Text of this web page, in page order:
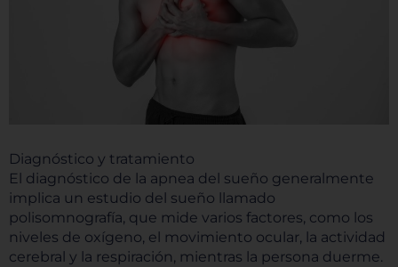
Diagnóstico y tratamiento
El diagnóstico de la apnea del sueño generalmente
implica un estudio del sueño llamado
polisomnografía, que mide varios factores, como los
niveles de oxígeno, el movimiento ocular, la actividad
cerebral y la respiración, mientras la persona duerme.